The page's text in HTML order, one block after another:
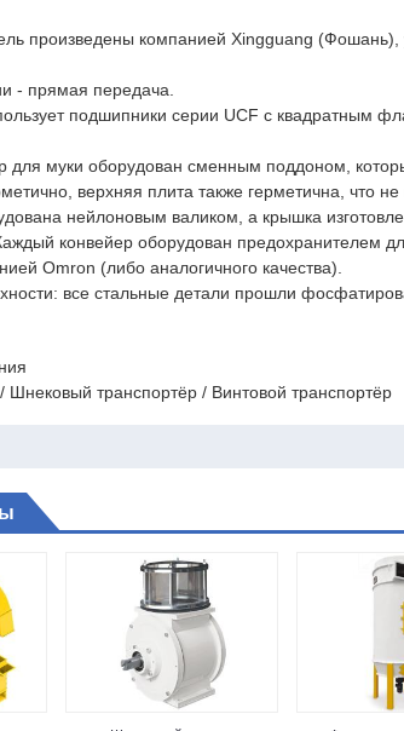
произведены компанией Xingguang
- прямая передача.
подшипники серии UCF с квадратным
для муки оборудован сменным поддоном,
верхняя плита также герметична, что
нейлоновым валиком, а крышка
конвейер оборудован предохранителем
Omron (либо аналогичного качества).
все стальные детали прошли
транспортёр / Винтовой транспортёр